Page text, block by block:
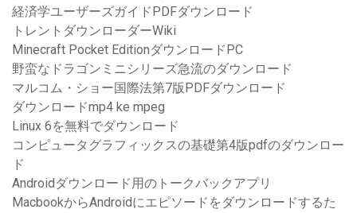
経済学ユーザーズガイドPDFダウンロード
トレントダウンローダーWiki
Minecraft Pocket EditionダウンロードPC
野蛮なドラゴンミニシリーズ急流のダウンロード
マルコム・ショー国際法第7版PDFダウンロード
ダウンロードmp4 ke mpeg
Linux 6を無料でダウンロード
コンピュータグラフィックスの基礎第4版pdfのダウンロー
ド
Androidダウンロード用のトークバックアプリ
MacbookからAndroidにエピソードをダウンロードするた